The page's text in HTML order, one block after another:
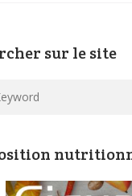
sur le site